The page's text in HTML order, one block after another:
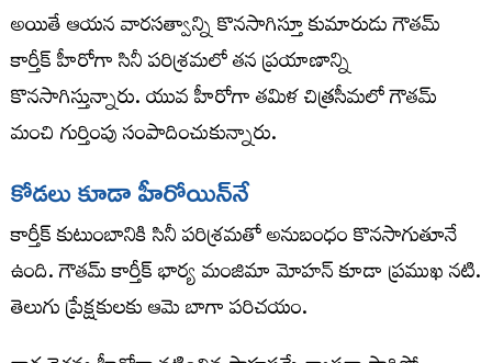
అయితే ఆయన వారసత్వాన్ని కొనసాగిస్తూ కుమారుడు గౌతమ్
కార్తీక్ హీరోగా సినీ పరిశ్రమలో తన ప్రయాణాన్ని
కొనసాగిస్తున్నారు. యువ హీరోగా తమిళ చిత్రసీమలో గౌతమ్
మంచి గుర్తింపు సంపాదించుకున్నారు.
కోడలు కూడా హీరోయిన్‌నే
కార్తీక్ కుటుంబానికి సినీ పరిశ్రమతో అనుబంధం కొనసాగుతూనే
ఉంది. గౌతమ్ కార్తీక్ భార్య మంజిమా మోహన్ కూడా ప్రముఖ నటి.
తెలుగు ప్రేక్షకులకు ఆమె బాగా పరిచయం.